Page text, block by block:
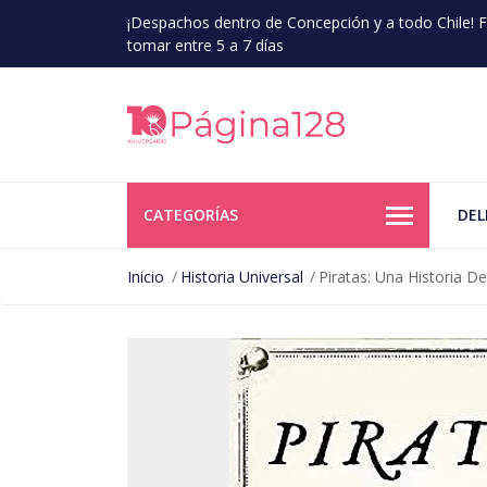
¡Despachos dentro de Concepción y a todo Chile!
tomar entre 5 a 7 días
CATEGORÍAS
Inicio Historia Universal Piratas: Una Historia